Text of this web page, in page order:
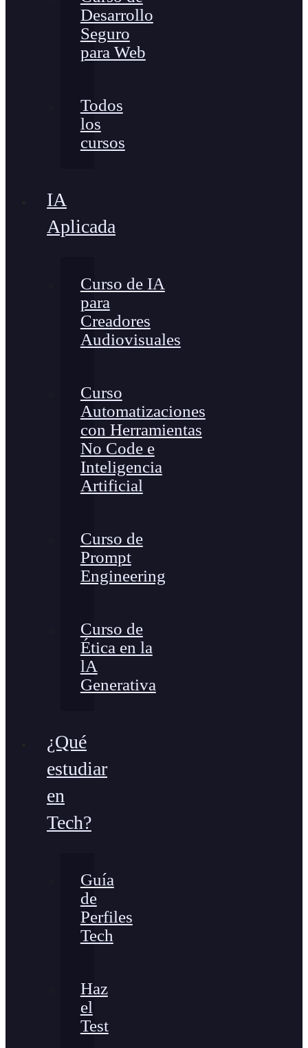
Desarrollo
Seguro
para Web
Todos
los
cursos
IA
Aplicada
Curso de IA
para
Creadores
Audiovisuales
Curso
Automatizaciones
con Herramientas
No Code e
Inteligencia
Artificial
Curso de
Prompt
Engineering
Curso de
Ética en la
lA
Generativa
¿Qué
estudiar
en
Tech?
Guía
de
Perfiles
Tech
Haz
el
Test